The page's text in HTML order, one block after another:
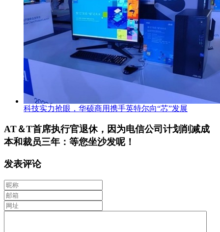
科技实力抢眼，华硕商用携手英特尔向“芯”发展
AT＆T首席执行官退休，因为电信公司计划削减成
本和裁员三年：等您坐沙发呢！
发表评论